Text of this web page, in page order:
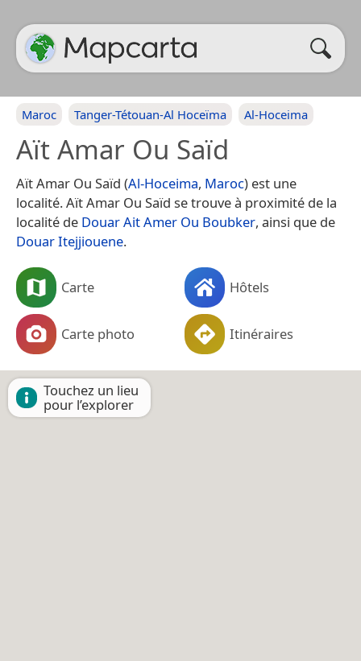
Maroc Tanger-Tétouan-Al Hoceïma Al-Hoceima
Aït Amar Ou Saïd
Aït Amar Ou Saïd (Al-Hoceima, Maroc) est une
localité. Aït Amar Ou Saïd se trouve à proximité de la
localité de Douar Ait Amer Ou Boubker, ainsi que de
Douar Itejjiouene.
Carte Hôtels
Carte photo Itinéraires
Touchez un lieu
pour l’explorer